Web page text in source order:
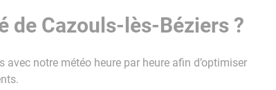
de Cazouls-lès-Béziers ?
notre météo heure par heure afin d’optimiser